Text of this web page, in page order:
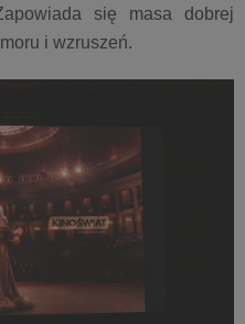
się masa dobrej
i wzruszeń.